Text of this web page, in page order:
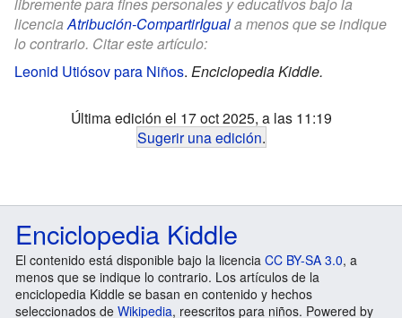
licenciaAtribución-CompartirIguala menos que se indique
lo contrario. Citar este artículo:
Leonid Utiósov para Niños. Enciclopedia Kiddle.
Última edición el 17 oct 2025, a las 11:19
Sugerir una edición.
Enciclopedia Kiddle
El contenido está disponible bajo la licencia CC BY-SA 3.0, a
menos que se indique lo contrario. Los artículos de la
enciclopedia Kiddle se basan en contenido y hechos
seleccionados de Wikipedia, reescritos para niños. Powered by